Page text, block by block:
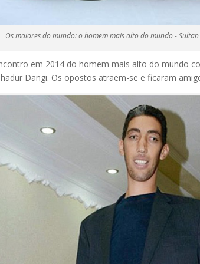
Os maiores do mundo: o homem mais alto do mundo -
em 2014 do homem mais alto do mundo
Dangi. Os opostos atraem-se e ficaram